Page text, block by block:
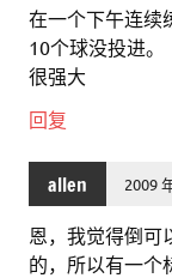
在一个下午连续
10个球没投进。
很强大
回复
allen 2009
恩，我觉得倒可
的，所以有一个